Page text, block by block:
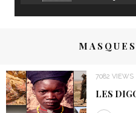
7082 VIEWS
LES